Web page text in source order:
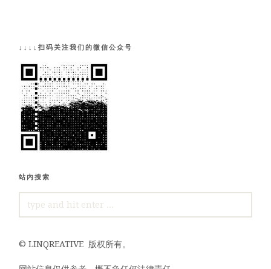
↓↓↓↓扫码关注我们的微信公众号
站内搜索
FOR:
©LINQREATIVE 版权所有。